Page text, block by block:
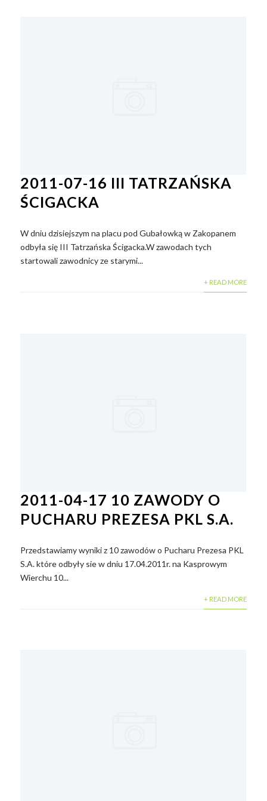
2011-07-16 III TATRZAŃSKA
ŚCIGACKA
W dniu dzisiejszym na placu pod Gubałowką w Zakopanem
odbyła się III Tatrzańska Ścigacka.W zawodach tych
startowali zawodnicy ze starymi...
+ READ MORE
2011-04-17 10 ZAWODY O
PUCHARU PREZESA PKL S.A.
Przedstawiamy wyniki z 10 zawodów o Pucharu Prezesa PKL
S.A. które odbyły sie w dniu 17.04.2011r. na Kasprowym
Wierchu 10...
+ READ MORE